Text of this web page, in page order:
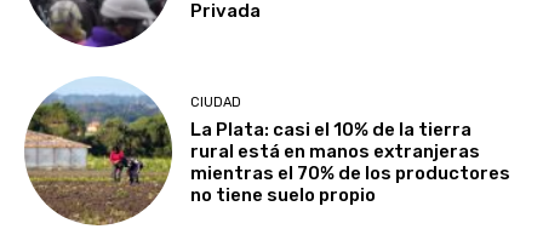
Privada
CIUDAD
La Plata: casi el 10% de la tierra
rural está en manos extranjeras
mientras el 70% de los productores
no tiene suelo propio